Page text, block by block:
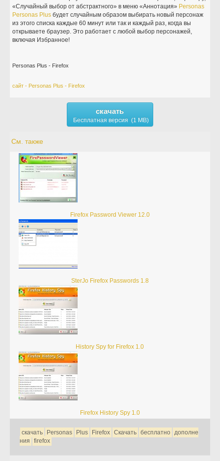
«Случайный выбор от абстрактного» в меню «Аннотация» Personas
Personas Plus будет случайным образом выбирать новый персонаж
из этого списка каждые 60 минут или так и каждый раз, когда вы
открываете браузер. Это работает с любой выбор персонажей,
включая Избранное!
Personas Plus - Firefox
сайт - Personas Plus - Firefox
скачать
Бесплатная версия (1 MB)
См. также
Firefox Password Viewer 12.0
SterJo Firefox Passwords 1.8
History Spy for Firefox 1.0
Firefox History Spy 1.0
скачать Personas Plus Firefox Скачать бесплатно
дополне
ния
firefox